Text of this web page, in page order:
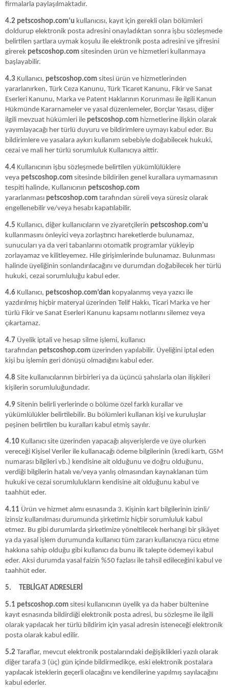
firmalarla paylaşılmaktadır.
4.2 petscoshop.com’u kullanıcısı, kayıt için gerekli olan bölümleri
doldurup elektronik posta adresini onayladıktan sonra işbu sözleşmede
belirtilen şartlara uymak koşulu ile elektronik posta adresini ve şifresini
girerek petscoshop.com sitesinden ürün ve hizmetleri kullanmaya
başlayabilir.
4.3 Kullanıcı, petscoshop.com sitesi ürün ve hizmetlerinden
yararlanırken, Türk Ceza Kanunu, Türk Ticaret Kanunu, Fikir ve Sanat
Eserleri Kanunu, Marka ve Patent Haklarının Korunması ile ilgili Kanun
Hükmünde Kararnameler ve yasal düzenlemeler, Borçlar Yasası, diğer
ilgili mevzuat hükümleri ile petscoshop.com hizmetlerine ilişkin olarak
yayımlayacağı her türlü duyuru ve bildirimlere uymayı kabul eder. Bu
bildirimlere ve yasalara aykırı kullanım sebebiyle doğabilecek hukuki,
cezai ve mali her türlü sorumluluk Kullanıcıya aittir.
4.4 Kullanıcının işbu sözleşmede belirtilen yükümlülüklere
veya petscoshop.com sitesinde bildirilen genel kurallara uymamasının
tespiti halinde, Kullanıcının petscoshop.com
yararlanması petscoshop.com tarafından süreli veya süresiz olarak
engellenebilir ve/veya hesabı kapatılabilir.
4.5 Kullanıcı, diğer kullanıcıların ve ziyaretçilerin petscoshop.com’u
kullanmasını önleyici veya zorlaştırıcı hareketlerde bulunamaz,
sunucuları ya da veri tabanlarını otomatik programlar yükleyip
zorlayamaz ve kilitleyemez. Hile girişimlerinde bulunamaz. Bulunması
halinde üyeliğinin sonlandırılacağını ve durumdan doğabilecek her türlü
hukuki, cezai sorumluluğu kabul eder.
4.6 Kullanıcı, petscoshop.com’dan kopyalanmış veya yazıcı ile
yazdırılmış hiçbir materyal üzerinden Telif Hakkı, Ticari Marka ve her
türlü Fikir ve Sanat Eserleri Kanunu kapsamı notlarını silemez veya
çıkartamaz.
4.7 Üyelik iptali ve hesap silme işlemi, kullanıcı
tarafından petscoshop.com üzerinden yapılabilir. Üyeliğini iptal eden
kişi bu işlemin geri dönüşü olmadığını kabul eder.
4.8 Site kullanıcılarının birbirleri ya da üçüncü şahıslarla olan ilişkileri
kişilerin sorumluluğundadır.
4.9 Sitenin belirli yerlerinde o bölüme özel farklı kurallar ve
yükümlülükler belirtilebilir. Bu bölümleri kullanan kişi ve kuruluşlar
peşinen belirtilen bu kuralları kabul etmiş sayılır.
4.10 Kullanıcı site üzerinden yapacağı alışverişlerde ve üye olurken
vereceği Kişisel Veriler ile kullanacağı ödeme bilgilerinin (kredi kartı, GSM
numarası bilgileri vb.) kendisine ait olduğunu ve doğru olduğunu,
verdiği bilgilerin hatalı ve/veya yanlış olmasından kaynaklanan tüm
hukuki ve cezai sorumlulukların kendisine ait olduğunu kabul ve
taahhüt eder.
4.11 Ürün ve hizmet alımı esnasında 3. Kişinin kart bilgilerinin izinli/
izinsiz kullanılması durumunda şirketimiz hiçbir sorumluluk kabul
etmez. Bu gibi durumlarda şirketimize yöneltilecek herhangi bir şikâyet
ya da yasal işlem durumunda kullanıcı tüm zararı kullanıcıya rücu etme
hakkına sahip olduğu gibi kullanıcı da bunu ilk talepte ödemeyi kabul
eder. Aksi durumda yasal faizin %50 fazlası ile tahsil edileceğini kabul ve
taahhüt eder.
5. TEBLİGAT ADRESLERİ
5.1 petscoshop.com sitesi kullanıcının üyelik ya da haber bültenine
kayıt esnasında bildirdiği elektronik posta adresi, bu sözleşme ile ilgili
olarak yapılacak her türlü bildirim için yasal adresin isteneceği elektronik
posta olarak kabul edilir.
5.2 Taraflar, mevcut elektronik postalarındaki değişiklikleri yazılı olarak
diğer tarafa 3 (üç) gün içinde bildirmedikçe, eski elektronik postalara
yapılacak isteklerin geçerli olacağını ve kendilerine yapılmış sayılacağını
kabul ederler.